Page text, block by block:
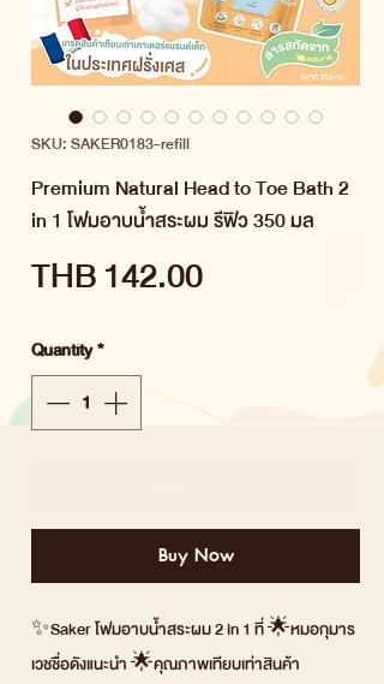
SKU: SAKER0183-refill
Premium Natural Head to Toe Bath 2
in 1 โฟมอาบน้ำสระผม รีฟิว 350 มล
THB 142.00Price
Quantity*
Buy Now
✨Saker โฟมอาบน้ำสระผม 2 in 1 ที่ 🌟หมอกุมาร
เวชชื่อดังแนะนำ 🌟คุณภาพเทียบเท่าสินค้า